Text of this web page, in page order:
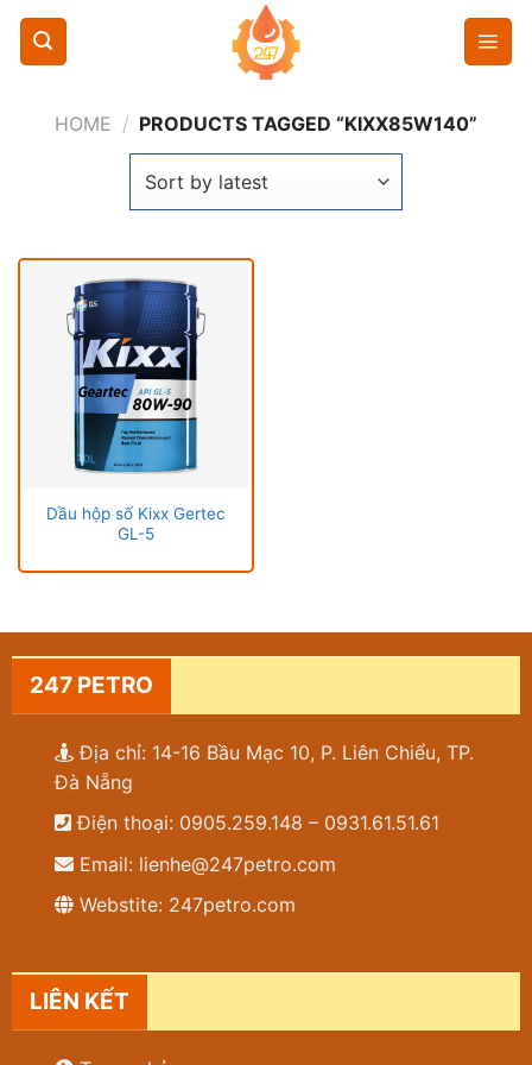
Chuyển
nội
HOME / PRODUCTS TAGGED “KIXX85W140”
Dầu hộp số Kixx Gertec
GL-5
247 PETRO
Địa chỉ: 14-16 Bầu Mạc 10, P. Liên Chiểu, TP.
Đà Nẵng
Điện thoại: 0905.259.148 – 0931.61.51.61
Email: lienhe@247petro.com
Webstite: 247petro.com
LIÊN KẾT